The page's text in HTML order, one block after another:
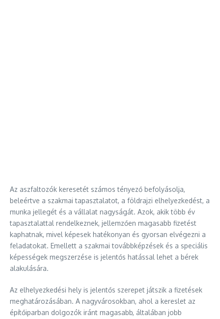
Az aszfaltozók keresetét számos tényező befolyásolja,
beleértve a szakmai tapasztalatot, a földrajzi elhelyezkedést, a
munka jellegét és a vállalat nagyságát. Azok, akik több év
tapasztalattal rendelkeznek, jellemzően magasabb fizetést
kaphatnak, mivel képesek hatékonyan és gyorsan elvégezni a
feladatokat. Emellett a szakmai továbbképzések és a speciális
képességek megszerzése is jelentős hatással lehet a bérek
alakulására.
Az elhelyezkedési hely is jelentős szerepet játszik a fizetések
meghatározásában. A nagyvárosokban, ahol a kereslet az
építőiparban dolgozók iránt magasabb, általában jobb